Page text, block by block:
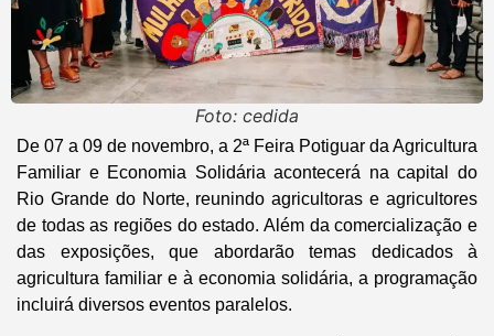
Foto: cedida
De 07 a 09 de novembro, a 2ª Feira Potiguar da Agricultura
Familiar e Economia Solidária acontecerá na capital do
Rio Grande do Norte, reunindo agricultoras e agricultores
de todas as regiões do estado. Além da comercialização e
das exposições, que abordarão temas dedicados à
agricultura familiar e à economia solidária, a programação
incluirá diversos eventos paralelos.